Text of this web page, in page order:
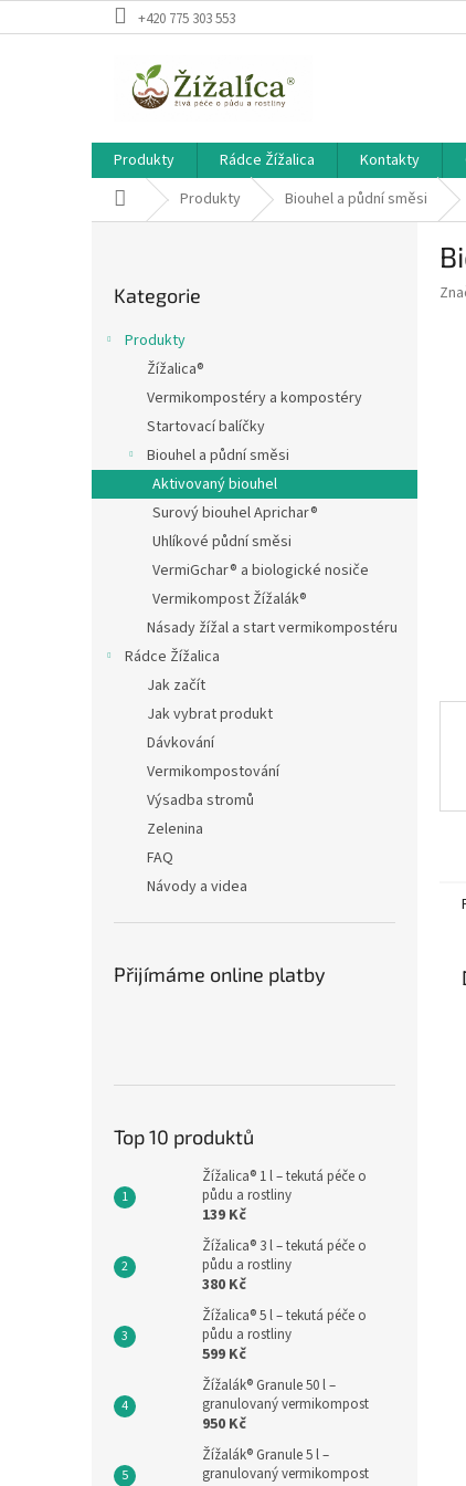
na
+420 775 303 553
Produkty Rádce Žížalica Kontakty
Domů Produkty Biouhel a půdní směsi
a
n
kategorie
Kategorie
Produkty
Žížalica®
Vermikompostéry a kompostéry
Startovací balíčky
Biouhel a půdní směsi
Aktivovaný biouhel
Surový biouhel Aprichar®
Uhlíkové půdní směsi
VermiGchar® a biologické nosiče
Vermikompost Žížalák®
Násady žížal a start vermikompostéru
Rádce Žížalica
Jak začít
Jak vybrat produkt
Dávkování
Vermikompostování
Výsadba stromů
Zelenina
FAQ
Návody a videa
Přijímáme online platby
Top 10 produktů
Žížalica® 1 l – tekutá péče o
půdu a rostliny
139 Kč
Žížalica® 3 l – tekutá péče o
půdu a rostliny
380 Kč
Žížalica® 5 l – tekutá péče o
půdu a rostliny
599 Kč
Žížalák® Granule 50 l –
granulovaný vermikompost
950 Kč
Žížalák® Granule 5 l –
granulovaný vermikompost